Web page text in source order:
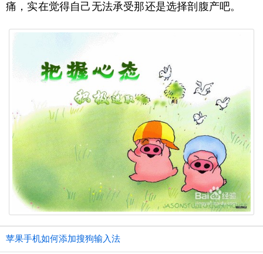
痛，实在觉得自己无法承受那还是选择剖腹产吧。
苹果手机如何添加搜狗输入法